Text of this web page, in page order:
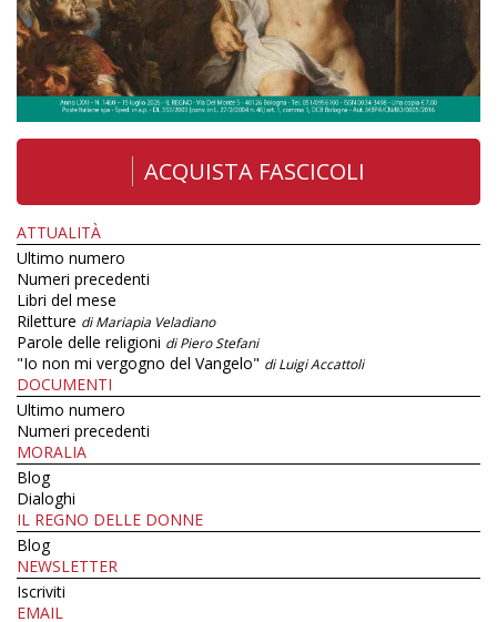
ACQUISTA FASCICOLI
ATTUALITÀ
Ultimo numero
Numeri precedenti
Libri del mese
Riletture di Mariapia Veladiano
Parole delle religioni di Piero Stefani
"Io non mi vergogno del Vangelo" di Luigi Accattoli
DOCUMENTI
Ultimo numero
Numeri precedenti
MORALIA
Blog
Dialoghi
IL REGNO DELLE DONNE
Blog
NEWSLETTER
Iscriviti
EMAIL